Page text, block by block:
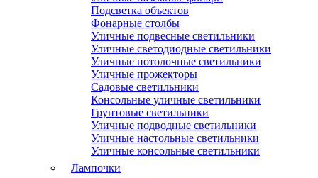
Подсветка объектов
Фонарные столбы
Уличные подвесные светильники
Уличные светодиодные светильники
Уличные потолочные светильники
Уличные прожекторы
Садовые светильники
Консольные уличные светильники
Грунтовые светильники
Уличные подводные светильники
Уличные настольные светильники
Уличные консольные светильники
Лампочки